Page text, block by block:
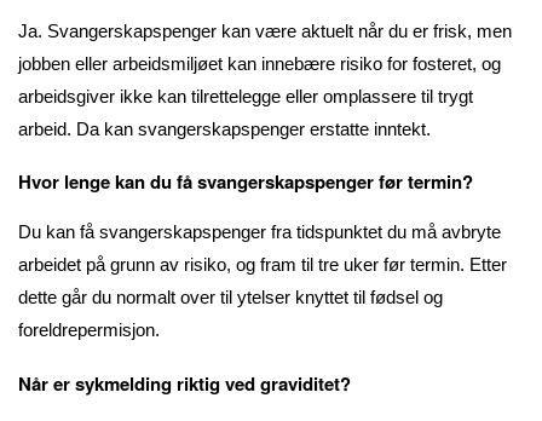
Ja. Svangerskapspenger kan være aktuelt når du er frisk, men
jobben eller arbeidsmiljøet kan innebære risiko for fosteret, og
arbeidsgiver ikke kan tilrettelegge eller omplassere til trygt
arbeid. Da kan svangerskapspenger erstatte inntekt.
Hvor lenge kan du få svangerskapspenger før termin?
Du kan få svangerskapspenger fra tidspunktet du må avbryte
arbeidet på grunn av risiko, og fram til tre uker før termin. Etter
dette går du normalt over til ytelser knyttet til fødsel og
foreldrepermisjon.
Når er sykmelding riktig ved graviditet?